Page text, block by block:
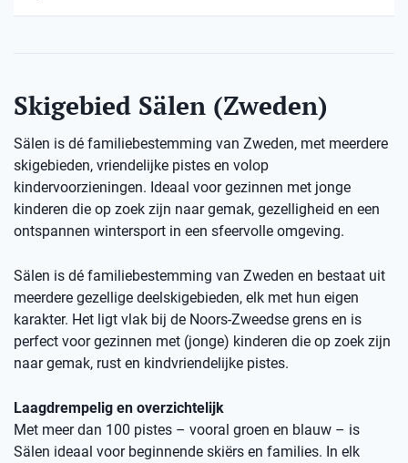
Skigebied Sälen (Zweden)
Sälen is dé familiebestemming van Zweden, met meerdere
skigebieden, vriendelijke pistes en volop
kindervoorzieningen. Ideaal voor gezinnen met jonge
kinderen die op zoek zijn naar gemak, gezelligheid en een
ontspannen wintersport in een sfeervolle omgeving.
Sälen is dé familiebestemming van Zweden en bestaat uit
meerdere gezellige deelskigebieden, elk met hun eigen
karakter. Het ligt vlak bij de Noors-Zweedse grens en is
perfect voor gezinnen met (jonge) kinderen die op zoek zijn
naar gemak, rust en kindvriendelijke pistes.
Laagdrempelig en overzichtelijk
Met meer dan 100 pistes – vooral groen en blauw – is
Sälen ideaal voor beginnende skiërs en families. In elk